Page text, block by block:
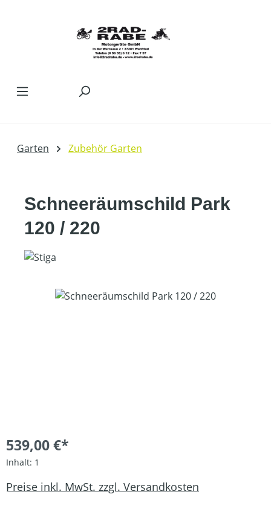
Garten Zubehör Garten
Schneeräumschild Park
120 / 220
Bildergalerie überspringen
539,00 €*
Inhalt: 1
Preise inkl. MwSt. zzgl. Versandkosten